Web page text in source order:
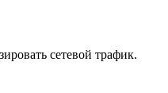
сетевой трафик.